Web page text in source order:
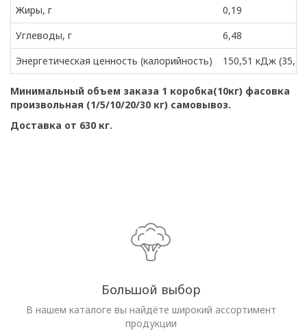
Жиры, г
0,19
Углеводы, г
6,48
Энергетическая ценность (калорийность)
150,51 кДж
Минимальный объем заказа 1 коробка(10кг) фасовка
произвольная (1/5/10/20/30 кг) самовывоз.
Доставка от 630 кг.
Большой выбор
В нашем каталоге вы найдёте широкий ассортимент
продукции